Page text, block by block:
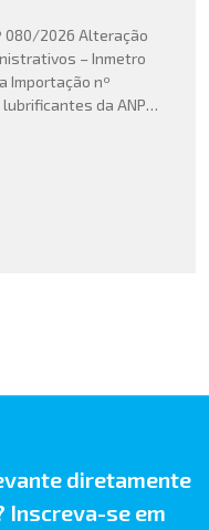
080/2026 Alteração
– Inmetro
Importação nº
da ANP
Imposto de
Europeia
DOU
Nº […]
diretamente
Inscreva-se em